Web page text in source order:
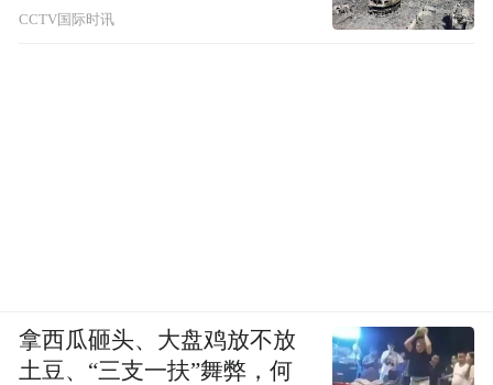
CCTV国际时讯
拿西瓜砸头、大盘鸡放不放
土豆、“三支一扶”舞弊，何